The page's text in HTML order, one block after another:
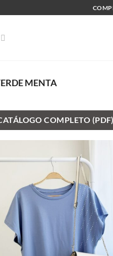
MENTA
COMPLETO (PDF)